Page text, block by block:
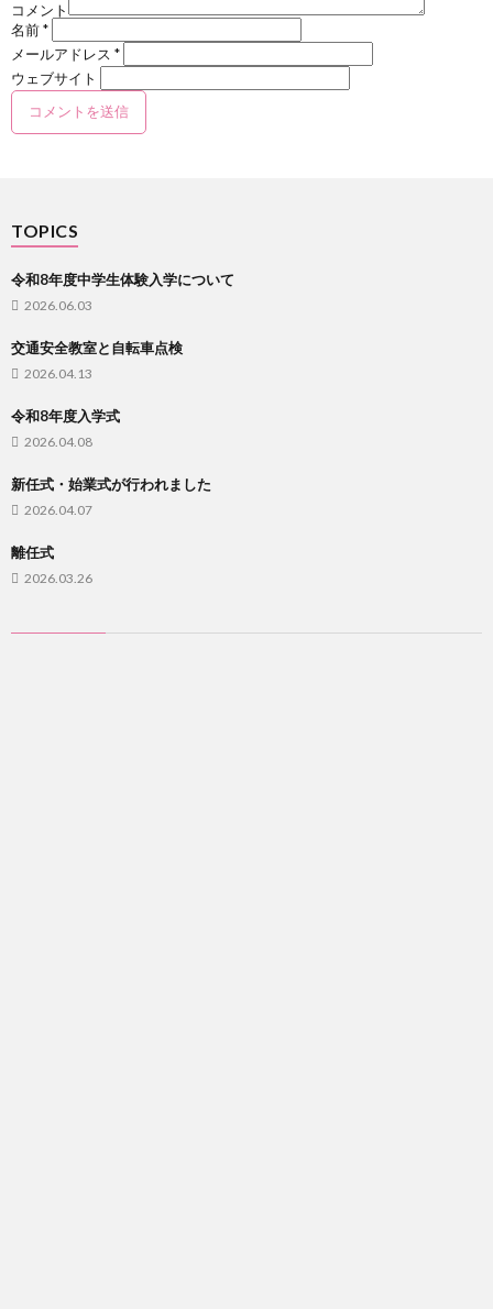
コメント
名前*
メールアドレス *
ウェブサイト
TOPICS
令和8年度中学生体験入学について
2026.06.03
交通安全教室と自転車点検
2026.04.13
令和8年度入学式
2026.04.08
新任式・始業式が行われました
2026.04.07
離任式
2026.03.26